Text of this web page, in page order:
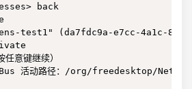
back
"ens-test1" (da7fdc9a-e7cc-4a1c-
意键继续）
Bus 活动路径：/org/freedesktop/